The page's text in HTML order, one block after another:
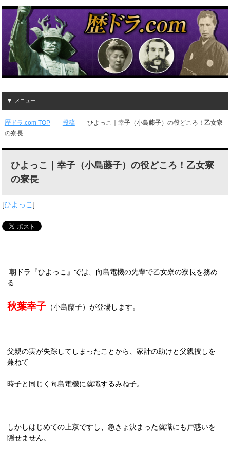
メニュー
歴ドラ.com TOP 投稿
ひよっこ｜幸子（小島藤子）の役どころ！乙女寮
の寮長
ひよっこ｜幸子（小島藤子）の役どころ！乙女寮
の寮長
[ひよっこ]
朝ドラ『ひよっこ』では、向島電機の先輩で乙女寮の寮長を務め
る
秋葉幸子 （小島藤子）が登場します。
父親の実が失踪してしまったことから、家計の助けと父親捜しを
兼ねて
時子と同じく向島電機に就職するみね子。
しかしはじめての上京ですし、急きょ決まった就職にも戸惑いを
隠せません。